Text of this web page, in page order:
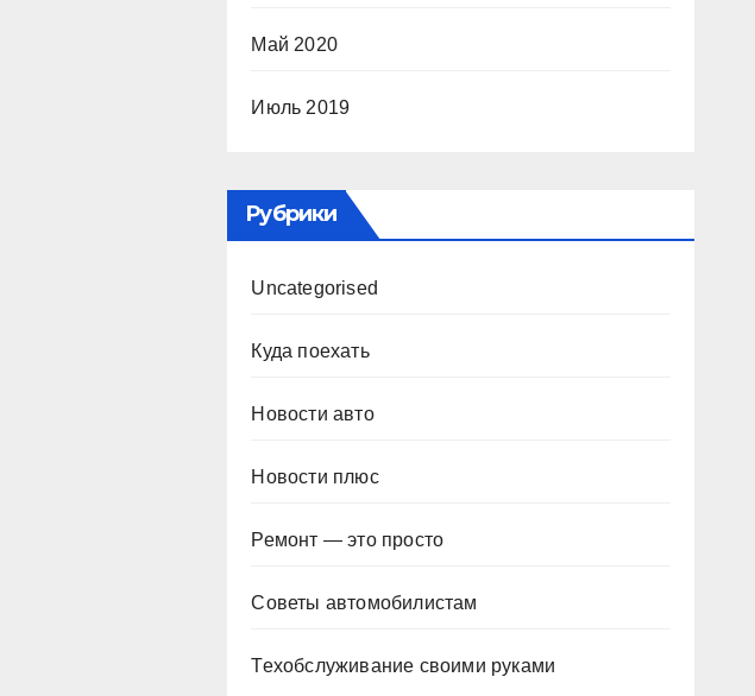
Май 2020
Июль 2019
Рубрики
Uncategorised
Куда поехать
Новости авто
Новости плюс
Ремонт — это просто
Советы автомобилистам
Техобслуживание своими руками